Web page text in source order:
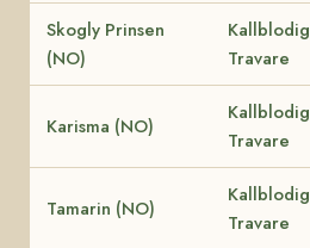
Skogly Prinsen
(NO)
Kallblodig
Travare
Karisma (NO)
Kallblodig
Travare
Tamarin (NO)
Kallblodig
Travare